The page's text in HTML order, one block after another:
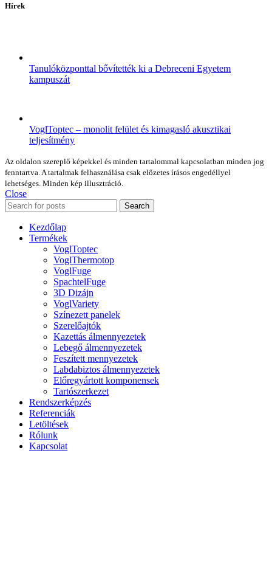
Hírek
Tanulóközponttal bővítették ki a Debreceni Egyetem
kampuszát
VoglToptec – monolit felület és kimagasló akusztikai
teljesítmény
Az oldalon szereplő képekkel és minden tartalommal kapcsolatban minden jog
fenntartva. A tartalmak felhasználása csak előzetes írásos engedéllyel
lehetséges. Minden kép illusztráció.
Close
Search
Kezdőlap
Termékek
VoglToptec
VoglThermotop
VoglFuge
SpachtelFuge
3D Dizájn
VoglVariety
Színezett panelek
Szerelőajtók
Kazettás álmennyezetek
Lebegő álmennyezetek
Feszített mennyezetek
Labdabiztos álmennyezetek
Előregyártott komponensek
Tartószerkezet
Rendszerképzés
Referenciák
Letöltések
Rólunk
Kapcsolat